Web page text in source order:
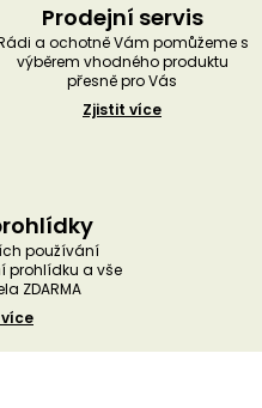
Prodejní servis
a ochotně Vám pomůžeme s
výběrem vhodného produktu
přesně pro Vás
Zjistit více
používání
prohlídku a vše
ZDARMA